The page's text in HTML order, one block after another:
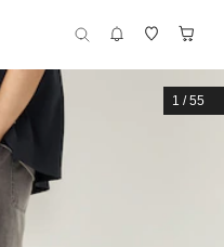
1 /55